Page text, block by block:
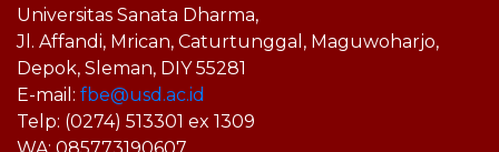
Universitas Sanata Dharma,
Jl. Affandi, Mrican, Caturtunggal, Maguwoharjo,
Depok, Sleman, DIY 55281
E-mail: fbe@usd.ac.id
Telp: (0274) 513301 ex 1309